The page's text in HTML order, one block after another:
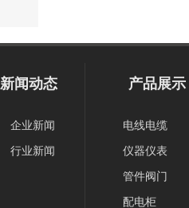
新闻动态
企业新闻
行业新闻
产品展示
电线电缆
仪器仪表
管件阀门
配电柜